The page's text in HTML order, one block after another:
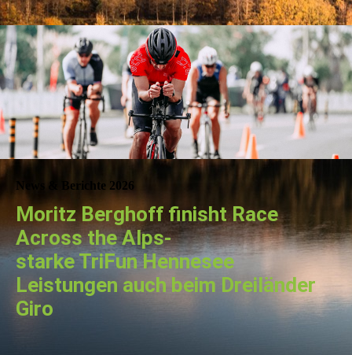
News & Berichte 2026
Moritz Berghoff finisht Race
Across the Alps-
starke TriFun Hennesee
Leistungen auch beim Dreiländer
Giro